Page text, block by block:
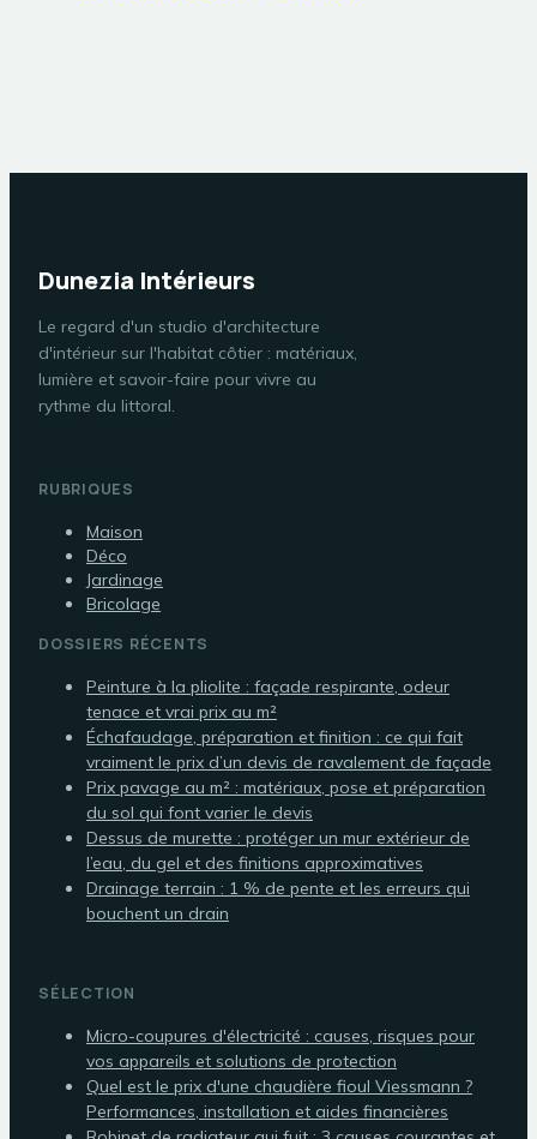
Dunezia Intérieurs
Le regard d'un studio d'architecture
d'intérieur sur l'habitat côtier : matériaux,
lumière et savoir-faire pour vivre au
rythme du littoral.
RUBRIQUES
Maison
Déco
Jardinage
Bricolage
DOSSIERS RÉCENTS
Peinture à la pliolite : façade respirante, odeur
tenace et vrai prix au m²
Échafaudage, préparation et finition : ce qui fait
vraiment le prix d’un devis de ravalement de façade
Prix pavage au m² : matériaux, pose et préparation
du sol qui font varier le devis
Dessus de murette : protéger un mur extérieur de
l’eau, du gel et des finitions approximatives
Drainage terrain : 1 % de pente et les erreurs qui
bouchent un drain
SÉLECTION
Micro-coupures d'électricité : causes, risques pour
vos appareils et solutions de protection
Quel est le prix d'une chaudière fioul Viessmann ?
Performances, installation et aides financières